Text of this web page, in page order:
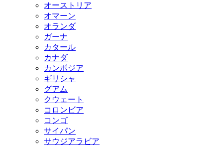
オーストリア
オマーン
オランダ
ガーナ
カタール
カナダ
カンボジア
ギリシャ
グアム
クウェート
コロンビア
コンゴ
サイパン
サウジアラビア